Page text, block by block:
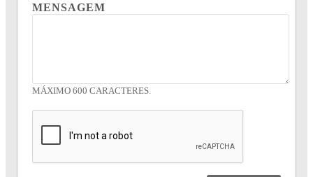
MENSAGEM
MÁXIMO 600 CARACTERES.